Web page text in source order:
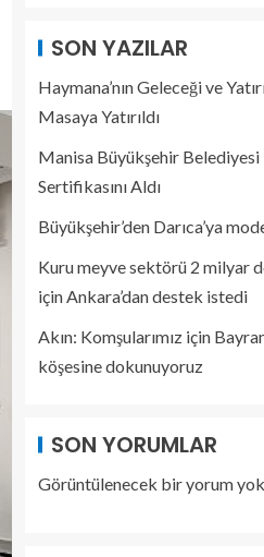
SON YAZILAR
Haymana’nın Geleceği ve
Masaya Yatırıldı
Manisa Büyükşehir Belediyesi
Sertifikasını Aldı
Büyükşehir’den Darıca’ya
Kuru meyve sektörü 2 milyar
için Ankara’dan destek istedi
Akın: Komşularımız için
köşesine dokunuyoruz
SON YORUMLAR
Görüntülenecek bir yorum